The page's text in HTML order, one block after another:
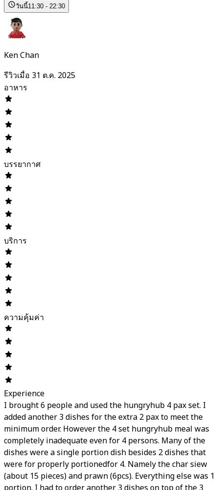
วันนี้11:30 - 22:30
Ken Chan
รีวิวเมื่อ 31 ต.ค. 2025
อาหาร
บรรยากาศ
บริการ
ความคุ้มค่า
Experience
I brought 6 people and used the hungryhub 4 pax set. I
added another 3 dishes for the extra 2 pax to meet the
minimum order. However the 4 set hungryhub meal was
completely inadequate even for 4 persons. Many of the
dishes were a single portion dish besides 2 dishes that
were for properly portionedfor 4. Namely the char siew
(about 15 pieces) and prawn (6pcs). Everything else was 1